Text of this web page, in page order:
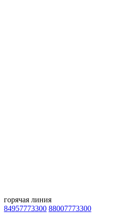
горячая линия
84957773300 88007773300